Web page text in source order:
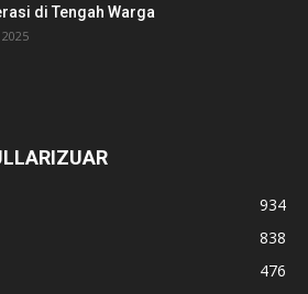
di Tengah Warga
934
838
476